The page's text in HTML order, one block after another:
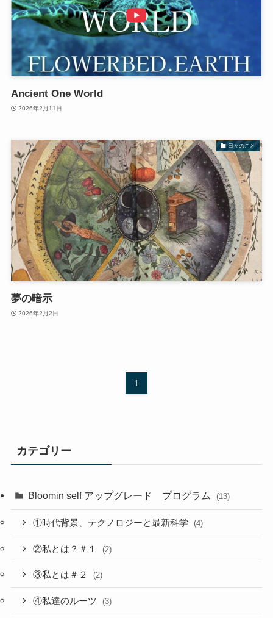
Ancient One World
2026年2月11日
日々のこと
夢の暗示
2026年2月2日
1
カテゴリー
Bloomin self アップグレード プログラム (13)
①時代背景、テクノロジーと最新科学 (4)
②私とは？＃１ (2)
③私とは＃２ (2)
④私達のルーツ (3)